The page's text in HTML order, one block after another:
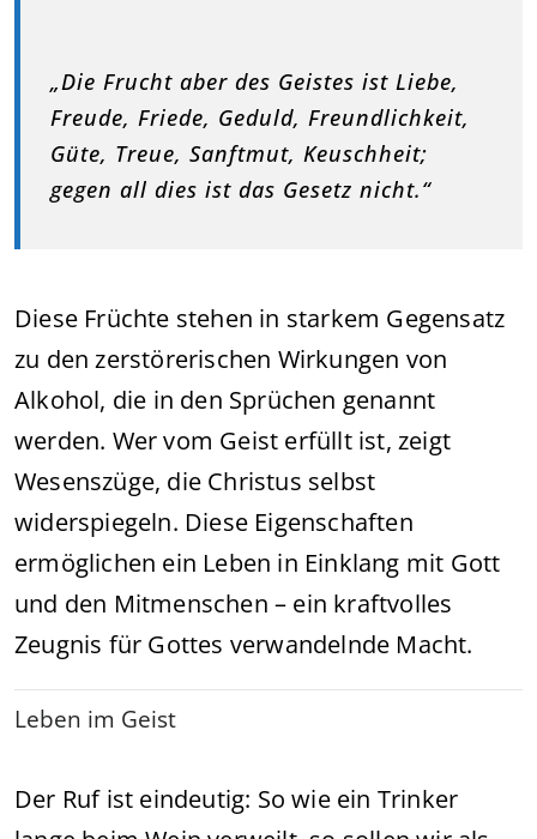
„Die Frucht aber des Geistes ist Liebe,
Freude, Friede, Geduld, Freundlichkeit,
Güte, Treue, Sanftmut, Keuschheit;
gegen all dies ist das Gesetz nicht.“
Diese Früchte stehen in starkem Gegensatz
zu den zerstörerischen Wirkungen von
Alkohol, die in den Sprüchen genannt
werden. Wer vom Geist erfüllt ist, zeigt
Wesenszüge, die Christus selbst
widerspiegeln. Diese Eigenschaften
ermöglichen ein Leben in Einklang mit Gott
und den Mitmenschen – ein kraftvolles
Zeugnis für Gottes verwandelnde Macht.
Leben im Geist
Der Ruf ist eindeutig: So wie ein Trinker